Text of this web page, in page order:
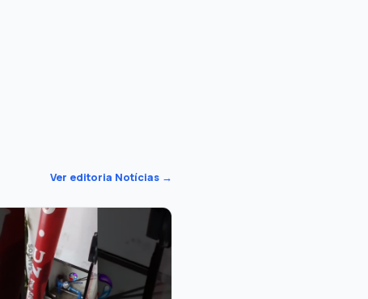
Ver editoria Notícias →